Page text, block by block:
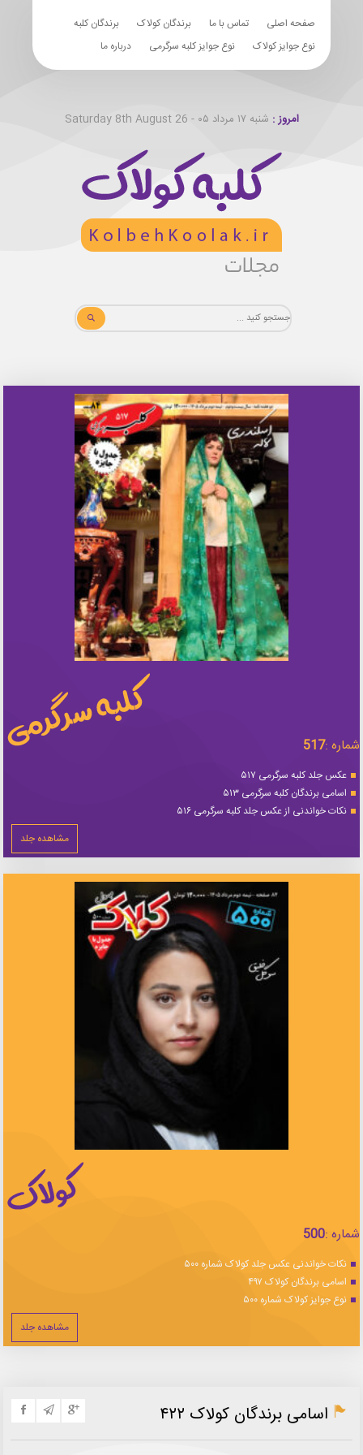
صفحه اصلی تماس با ما برندگان کولاک
برندگان کلبه
نوع جوایز کولاک
نوع جوایز کلبه سرگرمی درباره ما
امروز : شنبه ۱۷ مرداد ۰۵ - Saturday 8th August 26
شماره :517
عکس جلد کلبه سرگرمی ۵۱۷
اسامی برندگان کلبه سرگرمی ۵۱۳
نکات خواندنی از عکس جلد کلبه سرگرمی ۵۱۶
مشاهده جلد
شماره :500
نکات خواندنی عکس جلد کولاک شماره ۵۰۰
اسامی برندگان کولاک ۴۹۷
نوع جوایز کولاک شماره ۵۰۰
مشاهده جلد
اسامی برندگان کولاک ۴۲۲